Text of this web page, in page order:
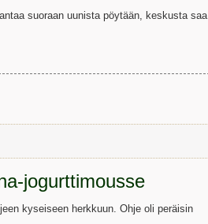
suoraan uunista pöytään, keskusta saa
jogurttimousse
kyseiseen herkkuun. Ohje oli peräisin